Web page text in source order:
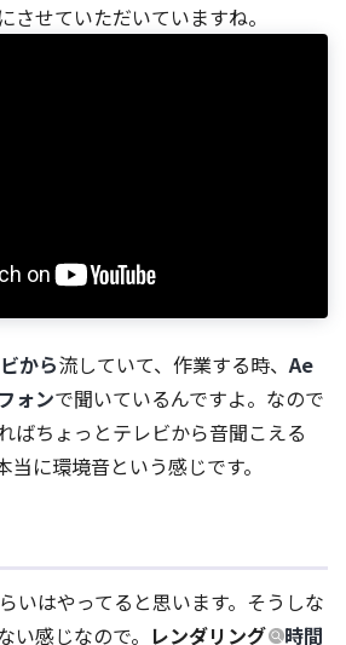
させていただいていますね。
から流していて、作業する時、Ae
ォンで聞いているんですよ。なので
ばちょっとテレビから音聞こえる
に環境音という感じです。
いはやってると思います。そうしな
い感じなので。 レンダリング 時間